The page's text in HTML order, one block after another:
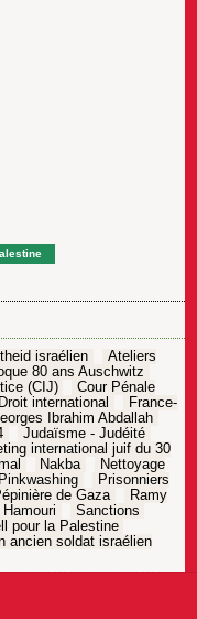
israélien
Ateliers
80 ans Auschwitz
(CIJ)
Cour Pénale
Droit international
France-
Ibrahim Abdallah
Judaïsme - Judéité
international juif du 30
Nakba
Nettoyage
Pinkwashing
Prisonniers
de Gaza
Ramy
Sanctions
pour la Palestine
ancien soldat israélien